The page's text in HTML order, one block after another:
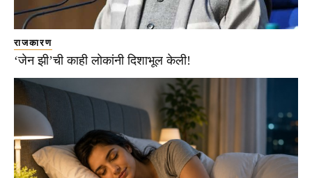
राजकारण
‘जेन झी’ची काही लोकांनी दिशाभूल केली!